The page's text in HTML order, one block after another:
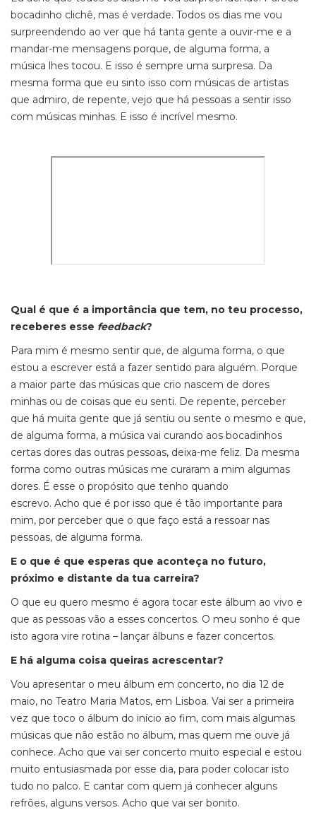
bocadinho clichê, mas é verdade. Todos os dias me vou
surpreendendo ao ver que há tanta gente a ouvir-me e a
mandar-me mensagens porque, de alguma forma, a
música lhes tocou. E isso é sempre uma surpresa. Da
mesma forma que eu sinto isso com músicas de artistas
que admiro, de repente, vejo que há pessoas a sentir isso
com músicas minhas. E isso é incrível mesmo.
Qual é que é a importância que tem, no teu processo,
receberes esse feedback?
Para mim é mesmo sentir que, de alguma forma, o que
estou a escrever está a fazer sentido para alguém. Porque
a maior parte das músicas que crio nascem de dores
minhas ou de coisas que eu senti. De repente, perceber
que há muita gente que já sentiu ou sente o mesmo e que,
de alguma forma, a música vai curando aos bocadinhos
certas dores das outras pessoas, deixa-me feliz. Da mesma
forma como outras músicas me curaram a mim algumas
dores. É esse o propósito que tenho quando
escrevo. Acho que é por isso que é tão importante para
mim, por perceber que o que faço está a ressoar nas
pessoas, de alguma forma.
E o que é que esperas que aconteça no futuro,
próximo e distante da tua carreira?
O que eu quero mesmo é agora tocar este álbum ao vivo e
que as pessoas vão a esses concertos. O meu sonho é que
isto agora vire rotina – lançar álbuns e fazer concertos.
E há alguma coisa queiras acrescentar?
Vou apresentar o meu álbum em concerto, no dia 12 de
maio, no Teatro Maria Matos, em Lisboa. Vai ser a primeira
vez que toco o álbum do início ao fim, com mais algumas
músicas que não estão no álbum, mas quem me ouve já
conhece. Acho que vai ser concerto muito especial e estou
muito entusiasmada por esse dia, para poder colocar isto
tudo no palco. E cantar com quem já conhecer alguns
refrões, alguns versos. Acho que vai ser bonito.